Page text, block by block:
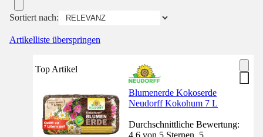
Sortiert nach:
Artikelliste überspringen
Top Artikel
Blumenerde Kokoserde
Neudorff Kokohum 7 L
Durchschnittliche Bewertung:
4.6 von 5 Sternen. 5